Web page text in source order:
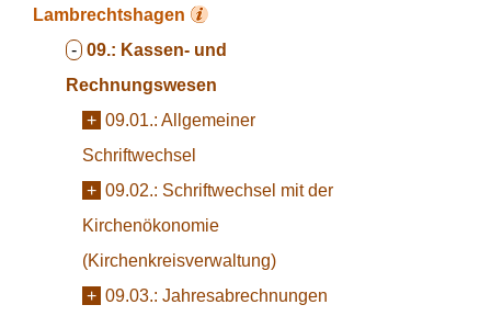
Lambrechtshagen
- 09.: Kassen- und
Rechnungswesen
+ 09.01.: Allgemeiner
Schriftwechsel
+ 09.02.: Schriftwechsel mit der
Kirchenökonomie
(Kirchenkreisverwaltung)
+ 09.03.: Jahresabrechnungen